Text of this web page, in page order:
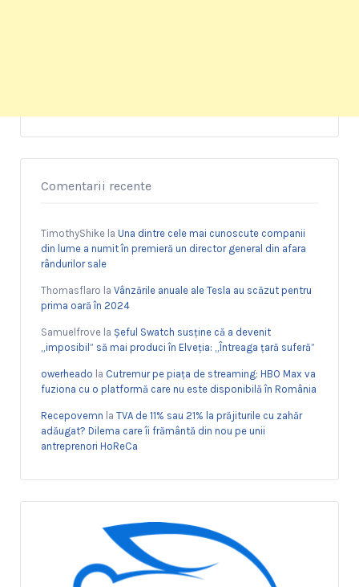
Comentarii recente
TimothyShike la Una dintre cele mai cunoscute companii
din lume a numit în premieră un director general din afara
rândurilor sale
Thomasflaro la Vânzările anuale ale Tesla au scăzut pentru
prima oară în 2024
Samuelfrove la Șeful Swatch susține că a devenit
„imposibil” să mai produci în Elveția: „Întreaga țară suferă”
owerheado la Cutremur pe piața de streaming: HBO Max va
fuziona cu o platformă care nu este disponibilă în România
Recepovemn la TVA de 11% sau 21% la prăjiturile cu zahăr
adăugat? Dilema care îi frământă din nou pe unii
antreprenori HoReCa